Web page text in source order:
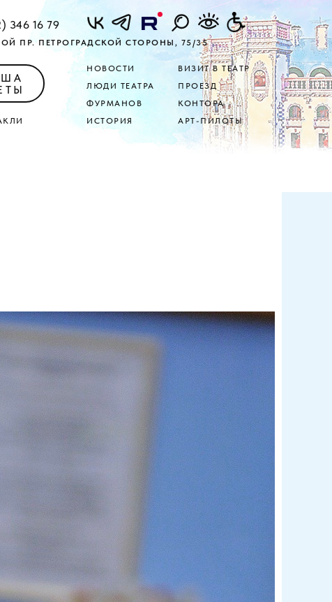
346 16 79
ПР. ПЕТРОГРАДСКОЙ СТОРОНЫ, 75/35
АРТ-ПИЛОТЫ
КОНТОРА
ПРОЕЗД
ВИЗИТ В ТЕАТР
НОВОСТИ
ИСТОРИЯ
ФУРМАНОВ
ЛЮДИ ТЕАТРА